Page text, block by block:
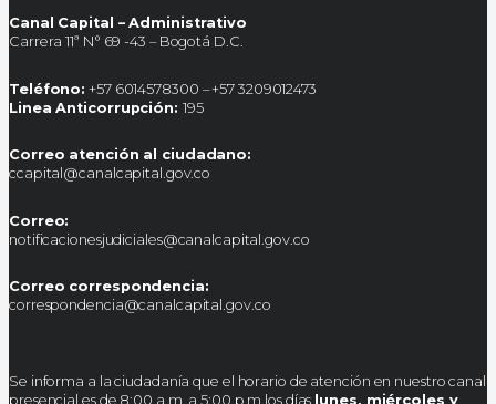
Canal Capital – Administrativo
Carrera 11ª N° 69 -43 – Bogotá D.C.
Teléfono: +57 6014578300 – +57 3209012473
Linea Anticorrupción: 195
Correo atención al ciudadano:
ccapital@canalcapital.gov.co
Correo:
notificacionesjudiciales@canalcapital.gov.co
Correo correspondencia:
correspondencia@canalcapital.gov.co
Se informa a la ciudadanía que el horario de atención en nuestro canal
presencial es de 8:00 a.m. a 5:00 p.m los días lunes, miércoles y